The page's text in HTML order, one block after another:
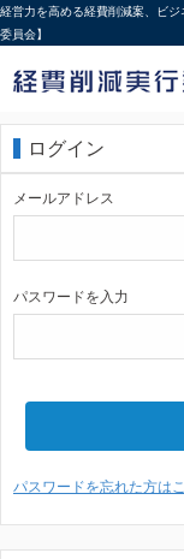
経営力を高める経費削減案、ビ
委員会】
ログイン
メールアドレス
パスワードを入力
パスワードを忘れた方は